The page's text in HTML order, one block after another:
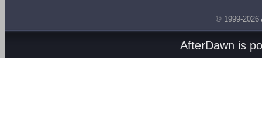
© 1999-2026
AfterDawn is